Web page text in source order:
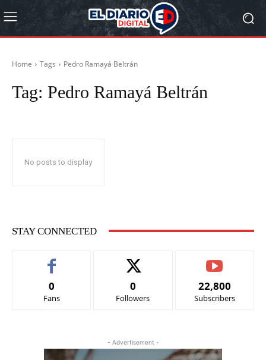
Home Tags Pedro Ramayá Beltrán
Tag: Pedro Ramayá Beltrán
No posts to display
STAY CONNECTED
0
Fans
0
Followers
22,800
Subscribers
- Advertisement -